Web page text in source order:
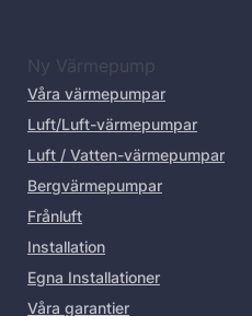
Ny Värmepump
Våra värmepumpar
Luft/Luft-värmepumpar
Luft / Vatten-värmepumpar
Bergvärmepumpar
Frånluft
Installation
Egna Installationer
Våra garantier